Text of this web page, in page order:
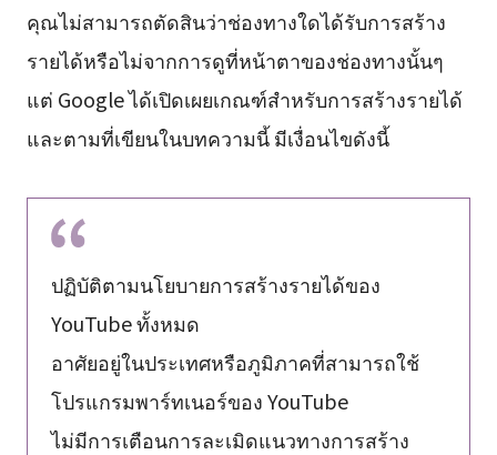
คุณไม่สามารถตัดสินว่าช่องทางใดได้รับการสร้าง
รายได้หรือไม่จากการดูที่หน้าตาของช่องทางนั้นๆ
แต่ Google ได้เปิดเผยเกณฑ์สำหรับการสร้างรายได้
และตามที่เขียนในบทความนี้ มีเงื่อนไขดังนี้
ปฏิบัติตามนโยบายการสร้างรายได้ของ
YouTube ทั้งหมด
อาศัยอยู่ในประเทศหรือภูมิภาคที่สามารถใช้
โปรแกรมพาร์ทเนอร์ของ YouTube
ไม่มีการเตือนการละเมิดแนวทางการสร้าง